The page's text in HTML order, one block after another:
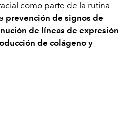
como parte de la rutina
prevención de signos de
de líneas de expresión
de colágeno y